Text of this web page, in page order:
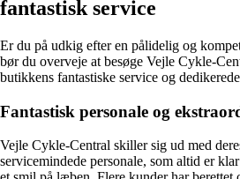
fantastisk service
Er du på udkig efter en pålidelig og
bør du overveje at besøge Vejle Cykle-
butikkens fantastiske service og
Fantastisk personale og
Vejle Cykle-Central skiller sig ud med
servicemindede personale, som altid er